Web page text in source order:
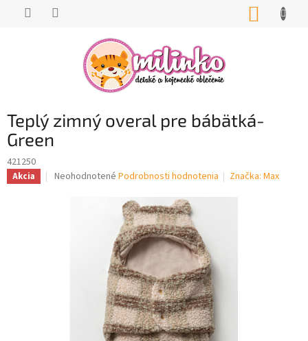
Teplý zimný overal pre bábätká-
Green
421250
Akcia
Priemerné
Neohodnotené Podrobnosti hodnotenia Značka:Max